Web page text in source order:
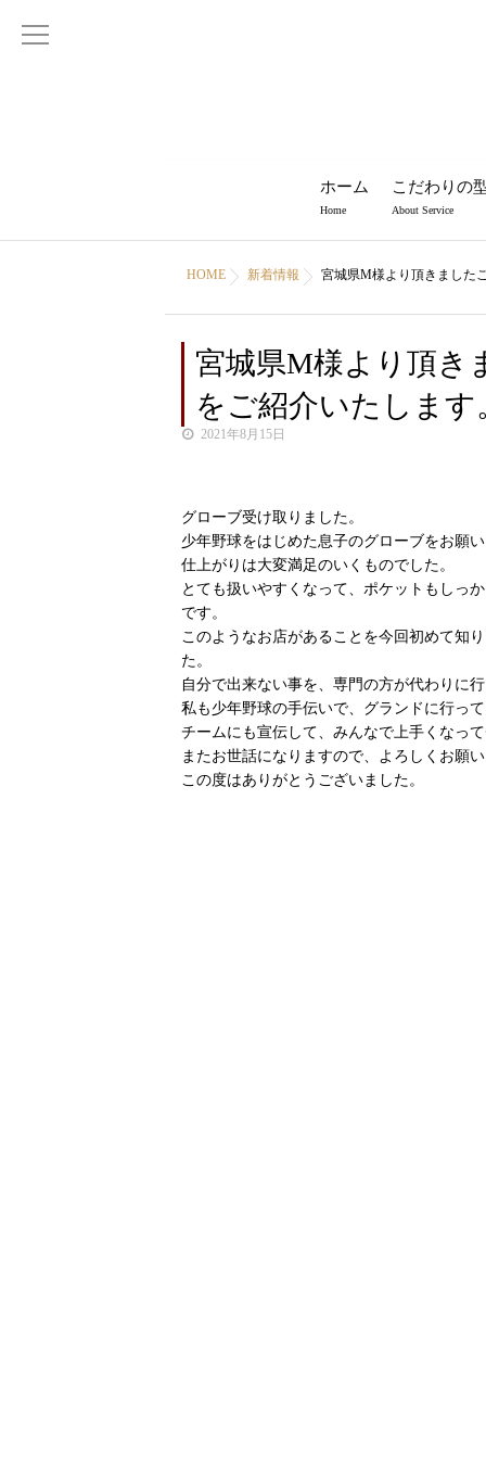
ホーム
Home
こだわりの
About Service
HOME 新着情報 宮城県M様より頂きました
宮城県M様より頂き
をご紹介いたします
2021年8月15日
グローブ受け取りました。
少年野球をはじめた息子のグローブをお願
仕上がりは大変満足のいくものでした。
とても扱いやすくなって、ポケットもしっ
です。
このようなお店があることを今回初めて知
た。
自分で出来ない事を、専門の方が代わりに
私も少年野球の手伝いで、グランドに行っ
チームにも宣伝して、みんなで上手くなっ
またお世話になりますので、よろしくお願
この度はありがとうございました。